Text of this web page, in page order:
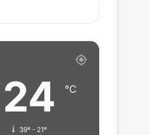
24 ℃
39º - 21º